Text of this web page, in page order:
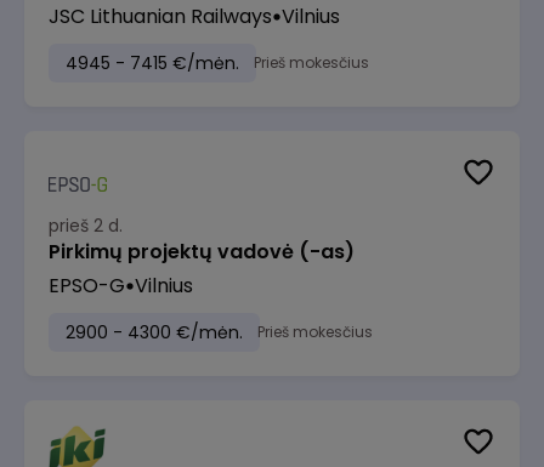
JSC Lithuanian Railways Vilnius
4945 - 7415 €/mėn. Prieš mokesčius
prieš 2 d.
Pirkimų projektų vadovė (-as)
EPSO-G Vilnius
2900 - 4300 €/mėn. Prieš mokesčius